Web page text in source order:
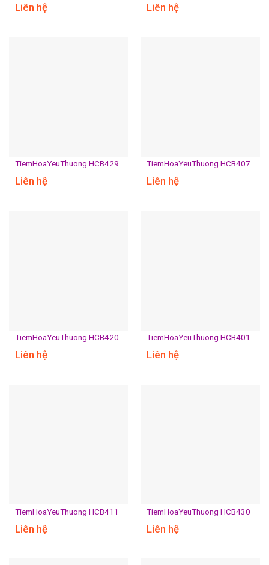
Liên hệ Liên hệ
TiemHoaYeuThuong HCB429
Liên hệ
TiemHoaYeuThuong HCB407
Liên hệ
TiemHoaYeuThuong HCB420
Liên hệ
TiemHoaYeuThuong HCB401
Liên hệ
TiemHoaYeuThuong HCB411
Liên hệ
TiemHoaYeuThuong HCB430
Liên hệ